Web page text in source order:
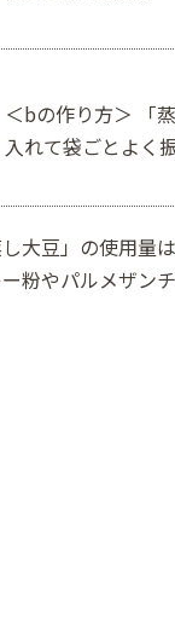
＜bの作り方＞ 「
入れて袋ごとよく振
大豆」の使用量
粉やパルメザン